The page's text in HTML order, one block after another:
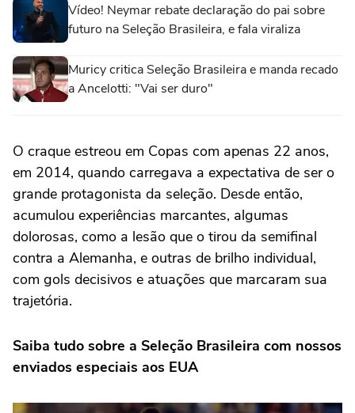
Vídeo! Neymar rebate declaração do pai sobre
futuro na Seleção Brasileira, e fala viraliza
Muricy critica Seleção Brasileira e manda recado
a Ancelotti: "Vai ser duro"
O craque estreou em Copas com apenas 22 anos,
em 2014, quando carregava a expectativa de ser o
grande protagonista da seleção. Desde então,
acumulou experiências marcantes, algumas
dolorosas, como a lesão que o tirou da semifinal
contra a Alemanha, e outras de brilho individual,
com gols decisivos e atuações que marcaram sua
trajetória.
Saiba tudo sobre a Seleção Brasileira com nossos
enviados especiais aos EUA